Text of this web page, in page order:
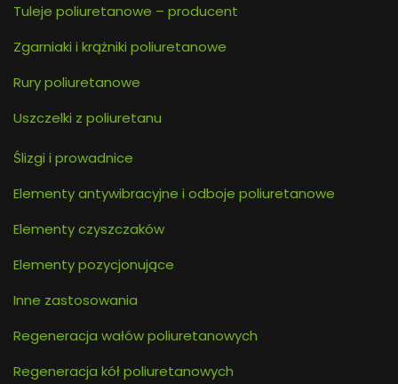
Tuleje poliuretanowe – producent
Zgarniaki i krążniki poliuretanowe
Rury poliuretanowe
Uszczelki z poliuretanu
Ślizgi i prowadnice
Elementy antywibracyjne i odboje poliuretanowe
Elementy czyszczaków
Elementy pozycjonujące
Inne zastosowania
Regeneracja wałów poliuretanowych
Regeneracja kół poliuretanowych